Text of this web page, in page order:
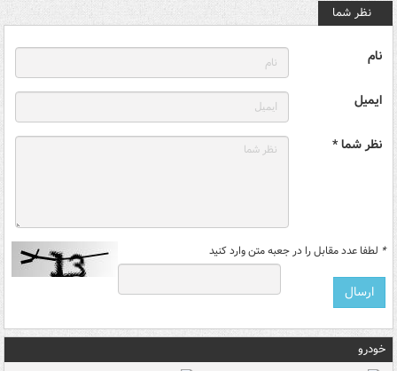
نظر شما
نام
ایمیل
نظر شما *
* لطفا عدد مقابل را در جعبه متن وارد کنید
خودرو